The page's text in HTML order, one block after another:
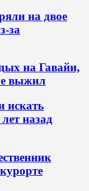
на двое
за
на Гавайи,
выжил
искать
назад